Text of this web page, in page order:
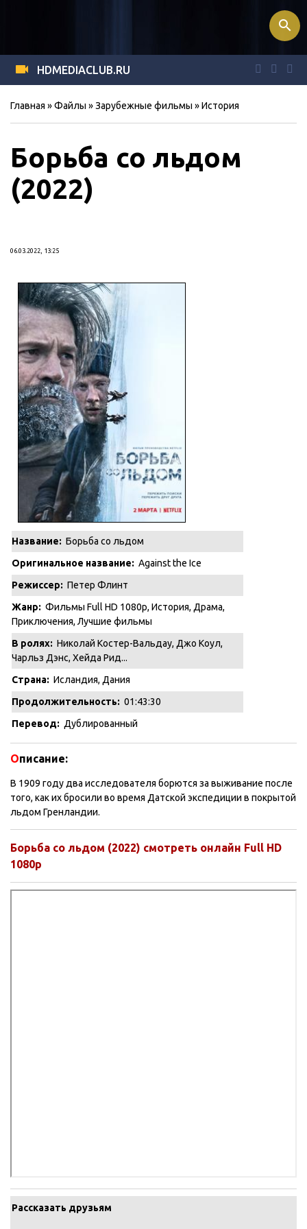
HDMEDIACLUB.RU
search
Главная »Файлы »Зарубежные фильмы »История
Борьба со льдом
(2022)
06.03.2022, 13:25
Название: Борьба со льдом
Оригинальное название: Against the Ice
Режиссер: Петер Флинт
Жанр: Фильмы Full HD 1080p, История, Драма,
Приключения, Лучшие фильмы
В ролях: Николай Костер-Вальдау, Джо Коул,
Чарльз Дэнс, Хейда Рид...
Страна: Исландия, Дания
Продолжительность: 01:43:30
Перевод: Дублированный
Описание:
В 1909 году два исследователя борются за выживание после
того, как их бросили во время Датской экспедиции в покрытой
льдом Гренландии.
Борьба со льдом (2022) смотреть онлайн Full HD
1080p
Рассказать друзьям